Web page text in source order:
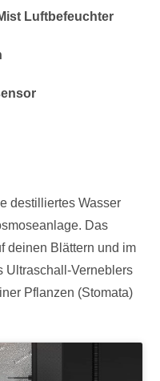
Luftbefeuchter
destilliertes Wasser
Das
deinen Blättern und im
Ultraschall-Verneblers
Pflanzen (Stomata)